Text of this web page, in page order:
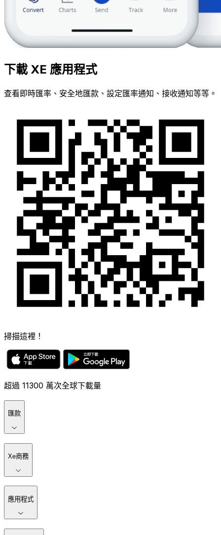
下載 XE 應用程式
查看即時匯率、安全地匯款、設定匯率通知、接收通知等等。
掃描這裡！
超過 11300 萬次全球下載量
匯款
Xe商務
應用程式